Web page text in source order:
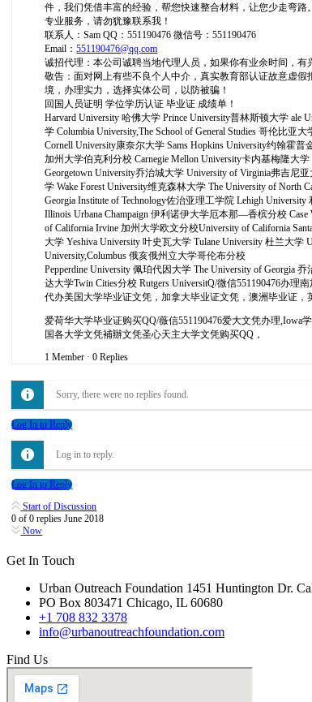
件，我们凭借丰富的经验，帮您快速整合材料，让您少走弯路。
专业服务，请勿犹豫联系我！
联系人：Sam QQ：551190476 微信号：551190476
Email：551190476@qq.com
诚招代理：本公司诚聘当地代理人员，如果你有业余时间，有
敬告：面对网上有些不良个人中介，真实教育部认证故意虚
境，办理实力，选择实体公司，以防被骗！
回国人员证明 学位学历认证 毕业证 成绩单！
Harvard University 哈佛大学 Prince University普林斯顿大学 ale
学 Columbia University,The School of General Studies 哥伦比
Cornell University康奈尔大学 Sams Hopkins University约翰霍
加州大学伯克利分校 Carnegie Mellon University卡内基梅隆大学
Georgetown University乔治城大学 University of Virginia弗吉尼
学 Wake Forest University维克森林大学 The University of
Georgia Institute of Technology佐治亚理工学院 Lehigh
Illinois Urbana Champaign 伊利诺伊大学厄本那—香槟分校 Case
of California Irvine 加州大学欧文分校University of California
大学 Yeshiva University 叶史瓦大学 Tulane University 杜兰大学
University,Columbus 俄亥俄州立大学哥伦布分校
Pepperdine University 佩珀代因大学 The University of Georgia
达大学Twin Cities分校 Rutgers UniversitQ/微信551190476办
代办美国大学毕业证文凭，加拿大毕业证文凭，澳洲毕业证，
爱荷华大学毕业证购买QQ/薇信551190476爱大文凭办理
国各大学文凭補辦文凭圣心天主大学文凭购买QQ，
1 Member · 0 Replies
Sorry, there were no replies found.
Log In to Reply
Log in to reply.
Log In to Reply
Start of Discussion
0 of0 repliesJune 2018
Now
Get In Touch
Urban Outreach Foundation 1451 Huntington Dr.
PO Box 803471 Chicago, IL 60680
+1 708 832 3378
info@urbanoutreachfoundation.com
Find Us